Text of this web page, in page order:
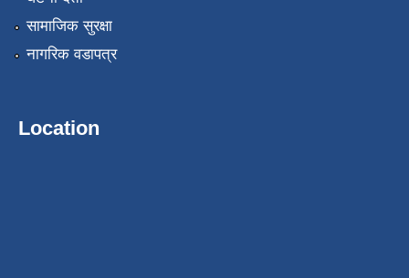
सामाजिक सुरक्षा
नागरिक वडापत्र
Location